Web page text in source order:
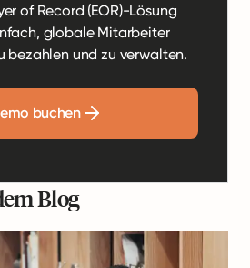
of Record (EOR)-Lösung
globale Mitarbeiter
bezahlen und zu verwalten.
buchen
Blog